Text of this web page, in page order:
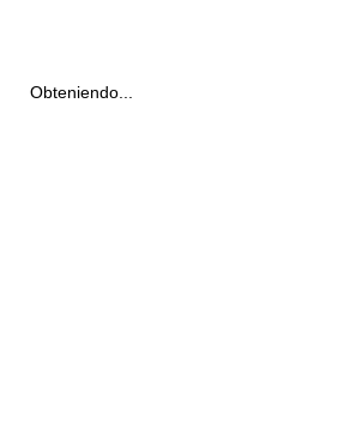
Obteniendo...